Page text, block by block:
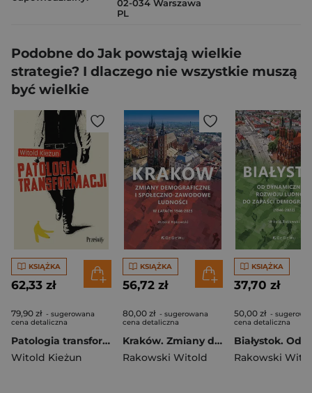
02-034 Warszawa
PL
Podobne do Jak powstają wielkie
strategie? I dlaczego nie wszystkie muszą
być wielkie
KSIĄŻKA
62,33 zł
79,90 zł - sugerowana
cena detaliczna
Patologia transformacji wyd. 3
Witold Kieżun
KSIĄŻKA
56,72 zł
80,00 zł - sugerowana
cena detaliczna
Kraków. Zmiany demograficzne i społeczno-zawodowe ludności w latach 1946-2023
Rakowski Witold
KSIĄŻKA
37,70 zł
50,00 zł -
cena detaliczna
Rakowski